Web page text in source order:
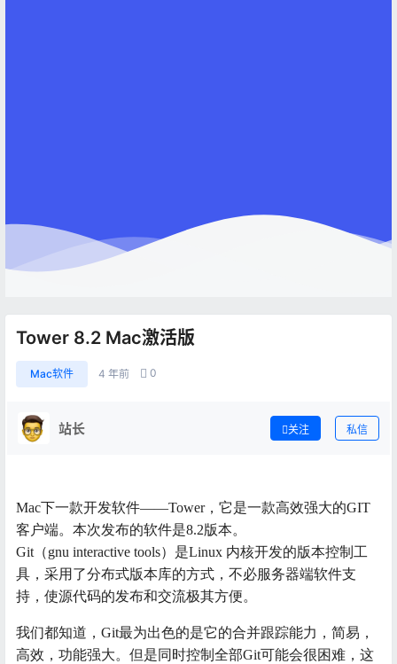
Tower 8.2 Mac激活版
Mac软件 4 年前 0
站长 关注 私信
Mac下一款开发软件——Tower，它是一款高效强大的GIT
客户端。本次发布的软件是8.2版本。
Git（gnu interactive tools）是Linux 内核开发的版本控制工
具，采用了分布式版本库的方式，不必服务器端软件支
持，使源代码的发布和交流极其方便。
我们都知道，Git最为出色的是它的合并跟踪能力，简易，
高效，功能强大。但是同时控制全部Git可能会很困难，这